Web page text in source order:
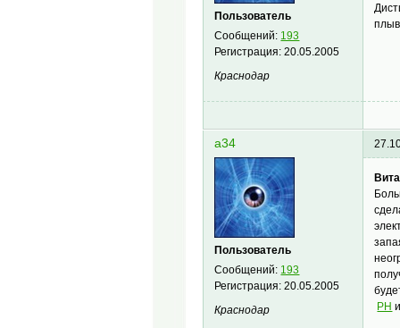
Пользователь
Сообщений: 193
Регистрация:20.05.2005
Краснодар
a34
Пользователь
Сообщений: 193
Регистрация:20.05.2005
Краснодар
PH